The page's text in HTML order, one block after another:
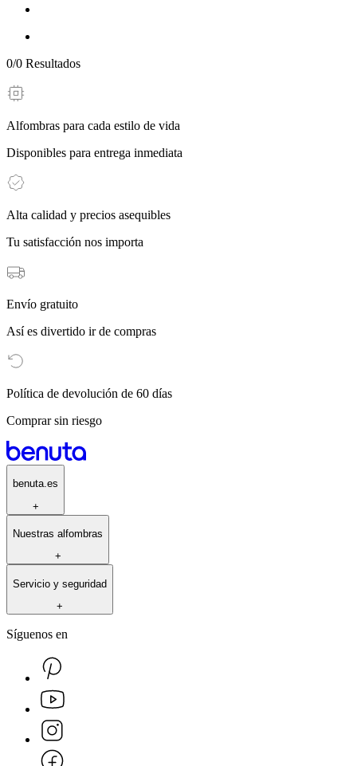
0/0 Resultados
Alfombras para cada estilo de vida
Disponibles para entrega inmediata
Alta calidad y precios asequibles
Tu satisfacción nos importa
Envío gratuito
Así es divertido ir de compras
Política de devolución de 60 días
Comprar sin riesgo
benuta.es
+
Nuestras alfombras
+
Servicio y seguridad
+
Síguenos en